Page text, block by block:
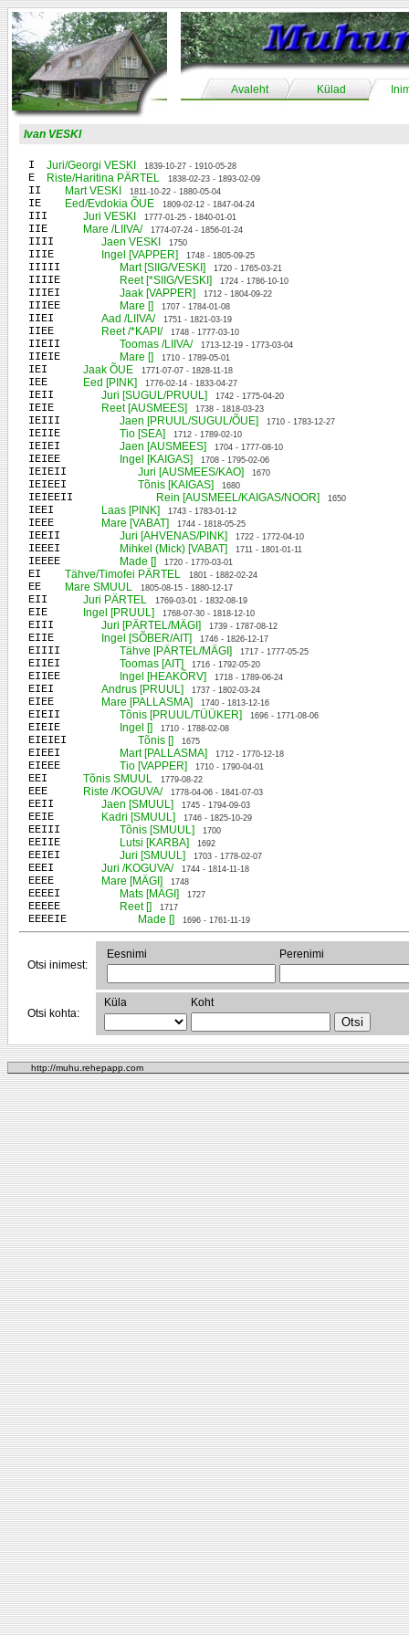
Avaleht Külad
Ivan VESKI
I Juri/Georgi VESKI 1839-10-27 - 1910-05-28
E Riste/Haritina PÄRTEL 1838-02-23 - 1893-02-09
II Mart VESKI 1811-10-22 - 1880-05-04
IE Eed/Evdokia ÕUE 1809-02-12 - 1847-04-24
III Juri VESKI 1777-01-25 - 1840-01-01
IIE Mare /LIIVA/ 1774-07-24 - 1856-01-24
IIII Jaen VESKI 1750
IIIE Ingel [VAPPER] 1748 - 1805-09-25
IIIII Mart [SIIG/VESKI] 1720 - 1765-03-21
IIIIE Reet [*SIIG/VESKI] 1724 - 1786-10-10
IIIEI Jaak [VAPPER] 1712 - 1804-09-22
IIIEE Mare [] 1707 - 1784-01-08
IIEI Aad /LIIVA/ 1751 - 1821-03-19
IIEE Reet /*KAPI/ 1748 - 1777-03-10
IIEII Toomas /LIIVA/ 1713-12-19 - 1773-03-04
IIEIE Mare [] 1710 - 1789-05-01
IEI Jaak ÕUE 1771-07-07 - 1828-11-18
IEE Eed [PINK] 1776-02-14 - 1833-04-27
IEII Juri [SUGUL/PRUUL] 1742 - 1775-04-20
IEIE Reet [AUSMEES] 1738 - 1818-03-23
IEIII Jaen [PRUUL/SUGUL/ÕUE] 1710 - 1783-12-27
IEIIE Tio [SEA] 1712 - 1789-02-10
IEIEI Jaen [AUSMEES] 1704 - 1777-08-10
IEIEE Ingel [KAIGAS] 1708 - 1795-02-06
IEIEII Juri [AUSMEES/KAO] 1670
IEIEEI Tõnis [KAIGAS] 1680
IEIEEII Rein [AUSMEEL/KAIGAS/NOOR] 1650
IEEI Laas [PINK] 1743 - 1783-01-12
IEEE Mare [VABAT] 1744 - 1818-05-25
IEEII Juri [AHVENAS/PINK] 1722 - 1772-04-10
IEEEI Mihkel (Mick) [VABAT] 1711 - 1801-01-11
IEEEE Made [] 1720 - 1770-03-01
EI Tähve/Timofei PÄRTEL 1801 - 1882-02-24
EE Mare SMUUL 1805-08-15 - 1880-12-17
EII Juri PÄRTEL 1769-03-01 - 1832-08-19
EIE Ingel [PRUUL] 1768-07-30 - 1818-12-10
EIII Juri [PÄRTEL/MÄGI] 1739 - 1787-08-12
EIIE Ingel [SÕBER/AIT] 1746 - 1826-12-17
EIIII Tähve [PÄRTEL/MÄGI] 1717 - 1777-05-25
EIIEI Toomas [AIT] 1716 - 1792-05-20
EIIEE Ingel [HEAKÕRV] 1718 - 1789-06-24
EIEI Andrus [PRUUL] 1737 - 1802-03-24
EIEE Mare [PALLASMA] 1740 - 1813-12-16
EIEII Tõnis [PRUUL/TÜÜKER] 1696 - 1771-08-06
EIEIE Ingel [] 1710 - 1788-02-08
EIEIEI Tõnis [] 1675
EIEEI Mart [PALLASMA] 1712 - 1770-12-18
EIEEE Tio [VAPPER] 1710 - 1790-04-01
EEI Tõnis SMUUL 1779-08-22
EEE Riste /KOGUVA/ 1778-04-06 - 1841-07-03
EEII Jaen [SMUUL] 1745 - 1794-09-03
EEIE Kadri [SMUUL] 1746 - 1825-10-29
EEIII Tõnis [SMUUL] 1700
EEIIE Lutsi [KARBA] 1692
EEIEI Juri [SMUUL] 1703 - 1778-02-07
EEEI Juri /KOGUVA/ 1744 - 1814-11-18
EEEE Mare [MÄGI] 1748
EEEEI Mats [MÄGI] 1727
EEEEE Reet [] 1717
EEEEIE Made [] 1696 - 1761-11-19
Otsi inimest:
Eesnimi Perenimi
Otsi kohta:
Küla Koht
http://muhu.rehepapp.com